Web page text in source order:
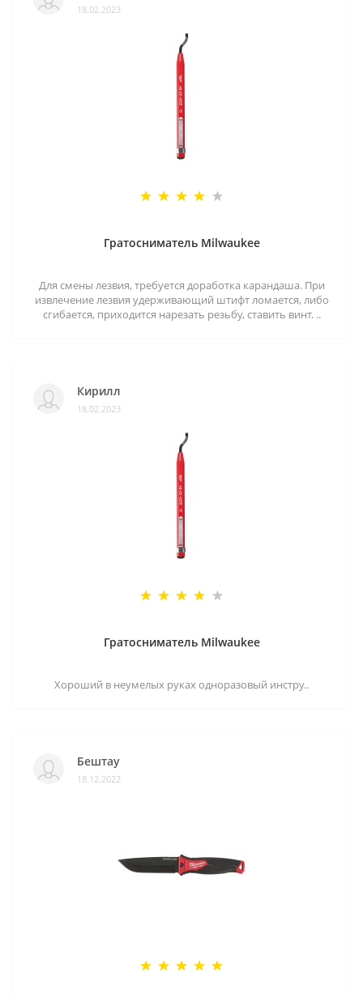
18.02.2023
Гратосниматель Milwaukee
Для смены лезвия, требуется доработка карандаша. При
извлечение лезвия удерживающий штифт ломается, либо
сгибается, приходится нарезать резьбу, ставить винт. ..
Кирилл
18.02.2023
Гратосниматель Milwaukee
Хороший в неумелых руках одноразовый инстру..
Бештау
18.12.2022